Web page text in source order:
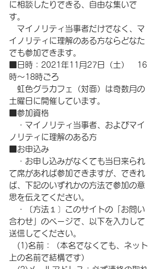
に相談したりできる、自由な集いで
す。
マイノリティ当事者だけでなく、マ
イノリティに理解のある方ならどなた
でも参加できます。
■日時：2021年11月27日（土）　16
時～18時ごろ
虹色グラカフェ（対面）は奇数月の
土曜日に開催しています。
■参加資格
・マイノリティ当事者、およびマイ
ノリティに理解のある方
■お申込み
・お申し込みがなくても当日来られ
て席があれば参加できますが、できれ
ば、下記のいずれかの方法で参加の意
思を伝えてください。
・〔方法１〕このサイトの「お問い
合わせ」のページで、以下を入力して
送信してください。
(1)名前：（本名でなくても、ネット
上の名前で結構です）